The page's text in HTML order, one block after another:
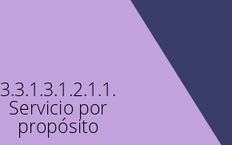
3.3.1.3.1.2.1.1.
Servicio por
propósito